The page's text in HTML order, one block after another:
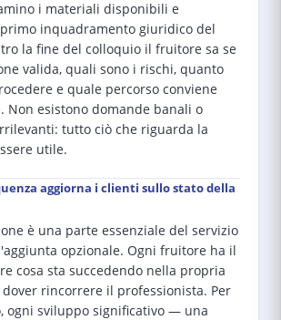
i materiali disponibili e
inquadramento giuridico del
la fine del colloquio il fruitore sa se
valida, quali sono i rischi, quanto
e quale percorso conviene
Non esistono domande banali o
tutto ciò che riguarda la
utile.
aggiorna i clienti sullo stato della
è una parte essenziale del servizio
opzionale. Ogni fruitore ha il
cosa sta succedendo nella propria
dover rincorrere il professionista. Per
ogni sviluppo significativo — una